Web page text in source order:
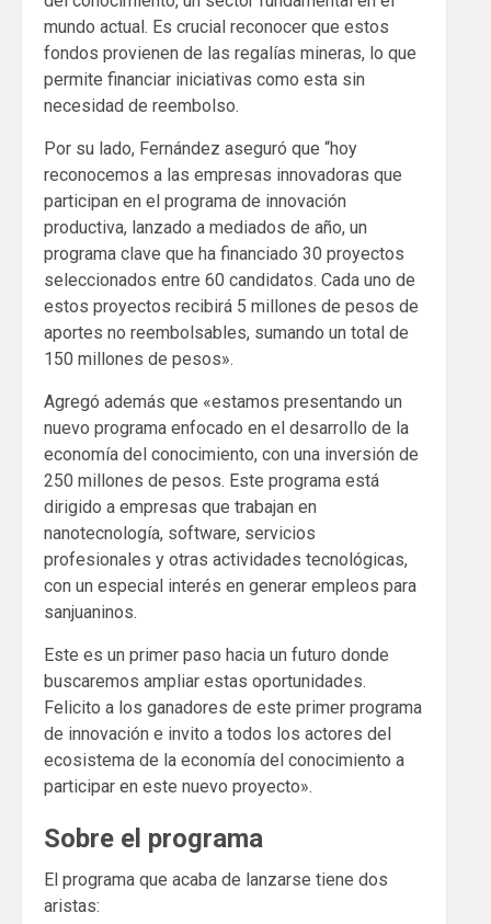
mundo actual. Es crucial reconocer que estos
fondos provienen de las regalías mineras, lo que
permite financiar iniciativas como esta sin
necesidad de reembolso.
Por su lado, Fernández aseguró que “hoy
reconocemos a las empresas innovadoras que
participan en el programa de innovación
productiva, lanzado a mediados de año, un
programa clave que ha financiado 30 proyectos
seleccionados entre 60 candidatos. Cada uno de
estos proyectos recibirá 5 millones de pesos de
aportes no reembolsables, sumando un total de
150 millones de pesos».
Agregó además que «estamos presentando un
nuevo programa enfocado en el desarrollo de la
economía del conocimiento, con una inversión de
250 millones de pesos. Este programa está
dirigido a empresas que trabajan en
nanotecnología, software, servicios
profesionales y otras actividades tecnológicas,
con un especial interés en generar empleos para
sanjuaninos.
Este es un primer paso hacia un futuro donde
buscaremos ampliar estas oportunidades.
Felicito a los ganadores de este primer programa
de innovación e invito a todos los actores del
ecosistema de la economía del conocimiento a
participar en este nuevo proyecto».
Sobre el programa
El programa que acaba de lanzarse tiene dos
aristas: